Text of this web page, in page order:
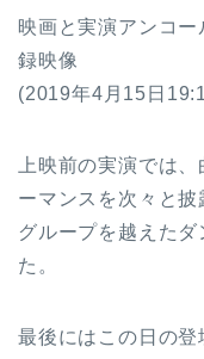
映画と実演アンコ
録映像
(2019年4月15日
上映前の実演では、
ーマンスを次々と披
グループを越えた
た。
最後にはこの日の